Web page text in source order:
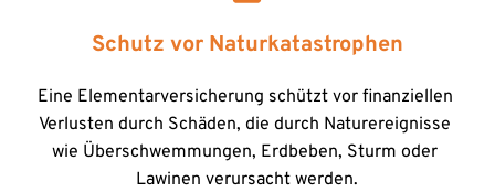
Schutz vor Naturkatastrophen
Eine Elementarversicherung schützt vor finanziellen
Verlusten durch Schäden, die durch Naturereignisse
wie Überschwemmungen, Erdbeben, Sturm oder
Lawinen verursacht werden.